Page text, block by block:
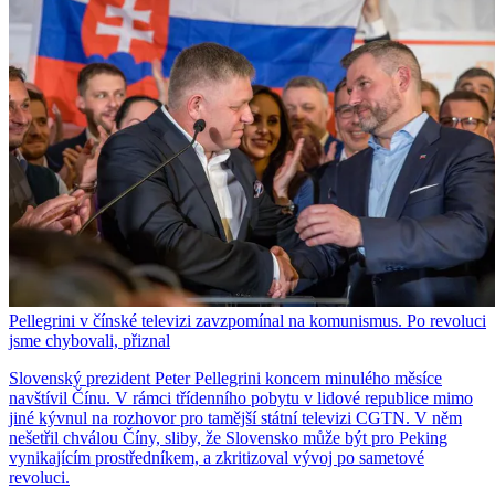
Pellegrini v čínské televizi zavzpomínal na komunismus. Po revoluci
jsme chybovali, přiznal
Slovenský prezident Peter Pellegrini koncem minulého měsíce
navštívil Čínu. V rámci třídenního pobytu v lidové republice mimo
jiné kývnul na rozhovor pro tamější státní televizi CGTN. V něm
nešetřil chválou Číny, sliby, že Slovensko může být pro Peking
vynikajícím prostředníkem, a zkritizoval vývoj po sametové
revoluci.